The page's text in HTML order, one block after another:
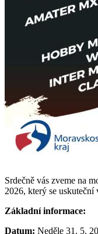
Srdečně vás zveme na
2026, který se
Základní informace:
Datum: Neděle 31. 5.